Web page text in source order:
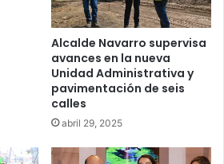
Alcalde Navarro supervisa
avances en la nueva
Unidad Administrativa y
pavimentación de seis
calles
abril 29, 2025